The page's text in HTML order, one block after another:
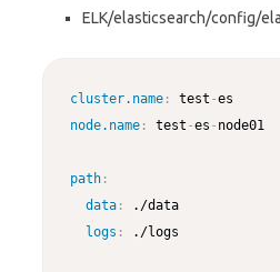
ELK/elasticsearch/config/
cluster.name : test -
node.name : test -es - node01
path :
data :
./data
logs : ./logs